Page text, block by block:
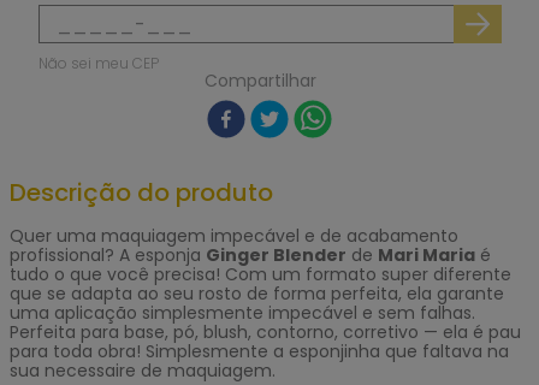
Não sei meu CEP
Compartilhar
Descrição do produto
Quer uma maquiagem impecável e de acabamento
profissional? A esponja Ginger Blender de Mari Maria é
tudo o que você precisa! Com um formato super diferente
que se adapta ao seu rosto de forma perfeita, ela garante
uma aplicação simplesmente impecável e sem falhas.
Perfeita para base, pó, blush, contorno, corretivo — ela é pau
para toda obra! Simplesmente a esponjinha que faltava na
sua necessaire de maquiagem.